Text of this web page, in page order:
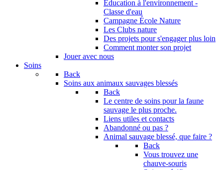
Education à l'environnement -
Classe d'eau
Campagne École Nature
Les Clubs nature
Des projets pour s'engager plus loin
Comment monter son projet
Jouer avec nous
Soins
Back
Soins aux animaux sauvages blessés
Back
Le centre de soins pour la faune
sauvage le plus proche.
Liens utiles et contacts
Abandonné ou pas ?
Animal sauvage blessé, que faire ?
Back
Vous trouvez une
chauve-souris